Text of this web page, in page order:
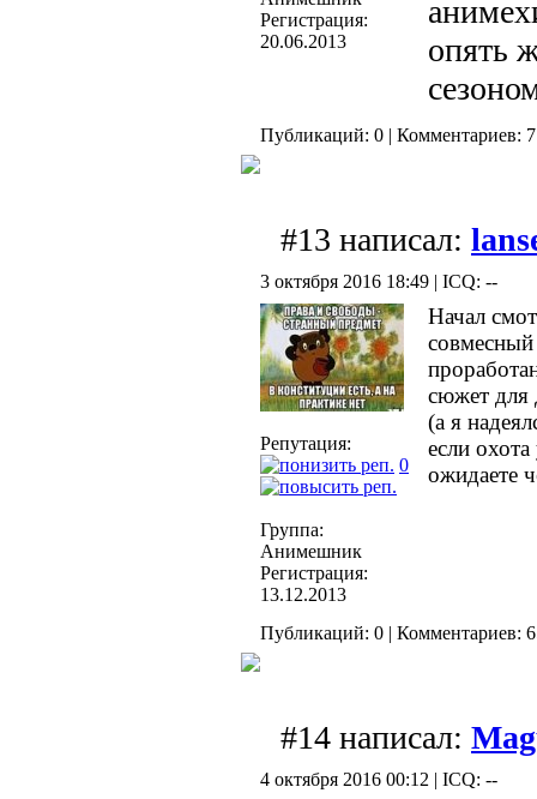
Регистрация:
20.06.2013
опять
Публикаций: 0 | Комментариев:
#13 написал:
3 октября 2016 18:49 | ICQ: --
Репутация:
0
Группа:
Анимешник
Регистрация:
13.12.2013
Начал
сюжет для
(а я
если
ожидаете
Публикаций: 0 | Комментариев:
#14 написал:
4 октября 2016 00:12 | ICQ: --